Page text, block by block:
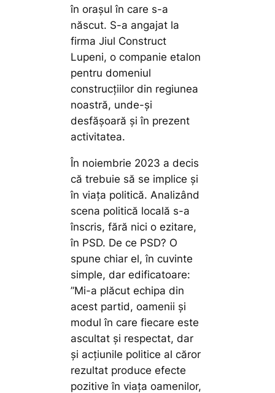
în orașul în care s-a
născut. S-a angajat la
firma Jiul Construct
Lupeni, o companie etalon
pentru domeniul
construcțiilor din regiunea
noastră, unde-și
desfășoară și în prezent
activitatea.
În noiembrie 2023 a decis
că trebuie să se implice și
în viața politică. Analizând
scena politică locală s-a
înscris, fără nici o ezitare,
în PSD. De ce PSD? O
spune chiar el, în cuvinte
simple, dar edificatoare:
”Mi-a plăcut echipa din
acest partid, oamenii și
modul în care fiecare este
ascultat și respectat, dar
și acțiunile politice al căror
rezultat produce efecte
pozitive în viața oamenilor,